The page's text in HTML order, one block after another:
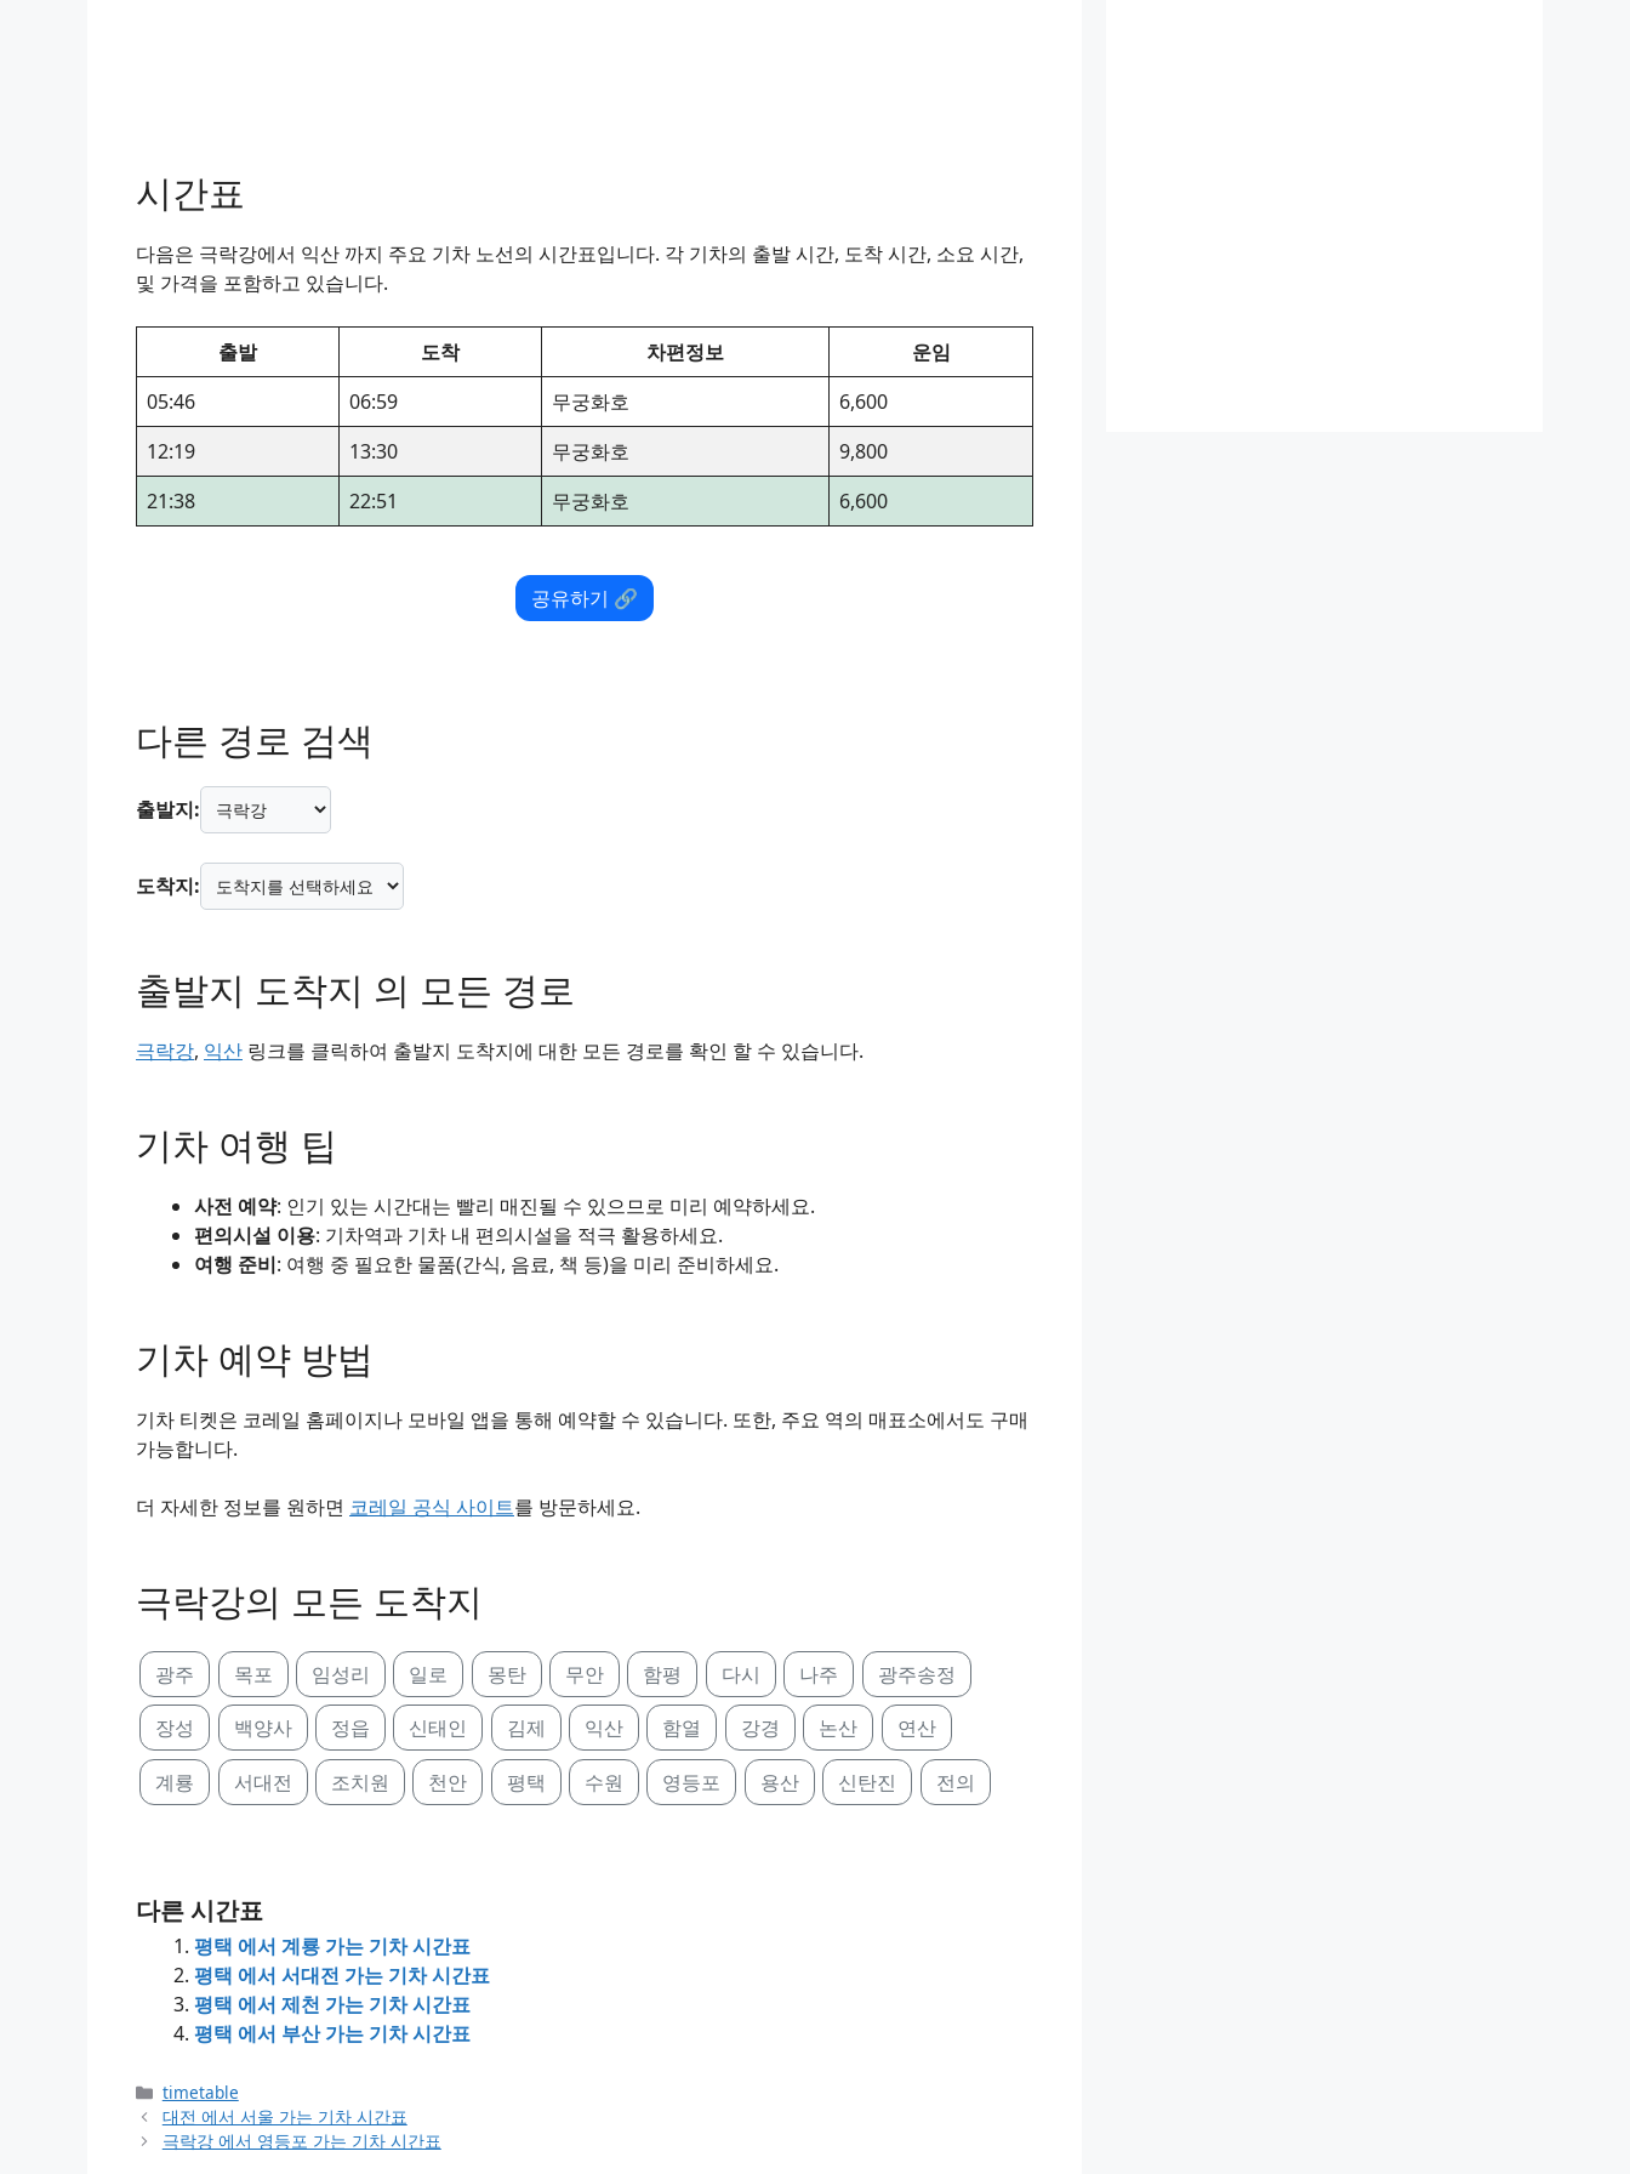
시간표
다음은 극락강에서 익산 까지 주요 기차 노선의 시간표입니다. 각 기차의 출발 시간, 도착 시간, 소요 시간,
및 가격을 포함하고 있습니다.
출발 도착 차편정보
운임
05:46
06:59 무궁화호
6,600
12:19
13:30 무궁화호
9,800
21:38
22:51 무궁화호 6,600
공유하기 🔗
다른 경로 검색
출발지:
도착지:
출발지 도착지 의 모든 경로
극락강, 익산 링크를 클릭하여 출발지 도착지에 대한 모든 경로를 확인 할 수 있습니다.
기차 여행 팁
사전 예약: 인기 있는 시간대는 빨리 매진될 수 있으므로 미리 예약하세요.
편의시설 이용: 기차역과 기차 내 편의시설을 적극 활용하세요.
여행 준비: 여행 중 필요한 물품(간식, 음료, 책 등)을 미리 준비하세요.
기차 예약 방법
기차 티켓은 코레일 홈페이지나 모바일 앱을 통해 예약할 수 있습니다. 또한, 주요 역의 매표소에서도 구매
가능합니다.
더 자세한 정보를 원하면 코레일 공식 사이트를 방문하세요.
극락강의 모든 도착지
광주 목포 임성리 일로 몽탄 무안 함평 다시 나주 광주송정
장성 백양사 정읍 신태인 김제 익산 함열 강경 논산 연산
계룡 서대전 조치원 천안 평택 수원 영등포 용산 신탄진 전의
다른 시간표
평택 에서 계룡 가는 기차 시간표
평택 에서 서대전 가는 기차 시간표
평택 에서 제천 가는 기차 시간표
평택 에서 부산 가는 기차 시간표
Categories
timetable
대전 에서 서울 가는 기차 시간표
극락강 에서 영등포 가는 기차 시간표